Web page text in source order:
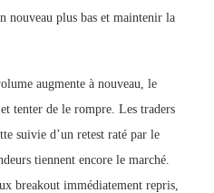
nouveau plus bas et maintenir la
augmente à nouveau, le
tenter de le rompre. Les traders
suivie d’un retest raté par le
tiennent encore le marché.
breakout immédiatement repris,